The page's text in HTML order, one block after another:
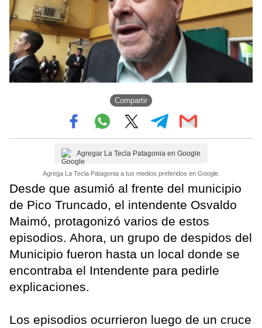
Compartir
Agregar La Tecla Patagonia en Google
Agrega La Tecla Patagonia a tus medios preferidos en Google.
Desde que asumió al frente del municipio
de Pico Truncado, el intendente Osvaldo
Maimó, protagonizó varios de estos
episodios. Ahora, un grupo de despidos del
Municipio fueron hasta un local donde se
encontraba el Intendente para pedirle
explicaciones.
Los episodios ocurrieron luego de un cruce